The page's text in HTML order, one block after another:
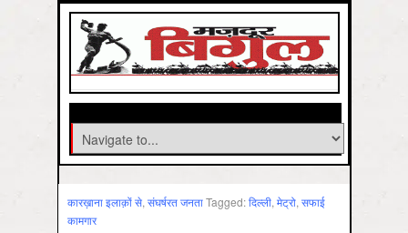
कारख़ाना इलाक़ों से, संघर्षरत जनताTagged:दिल्‍ली, मेट्रो, सफाई
कामगार